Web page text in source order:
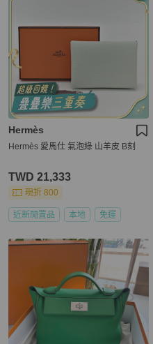
Hermès
Hermès 愛馬仕 氣泡綠 山羊皮 B刻
TWD 21,333
現折 800
近新閒置品 本地 免運